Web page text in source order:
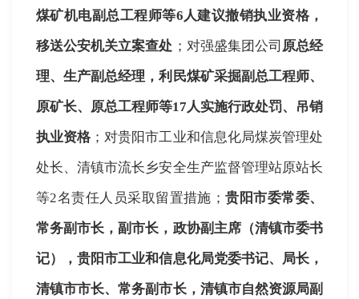
煤矿机电副总工程师等6人建议撤销执业资格，
移送公安机关立案查处 ；对强盛集团公司 原总经
理、生产副总经理，利民煤矿采掘副总工程师、
原矿长、原总工程师等17人实施行政处罚、吊销
执业资格 ；对贵阳市工业和信息化局煤炭管理处
处长、清镇市流长乡安全生产监督管理站原站长
等2名责任人员采取留置措施； 贵阳市委常委、
常务副市长，副市长，政协副主席（清镇市委书
记），贵阳市工业和信息化局党委书记、局长，
清镇市市长、常务副市长，清镇市自然资源局副